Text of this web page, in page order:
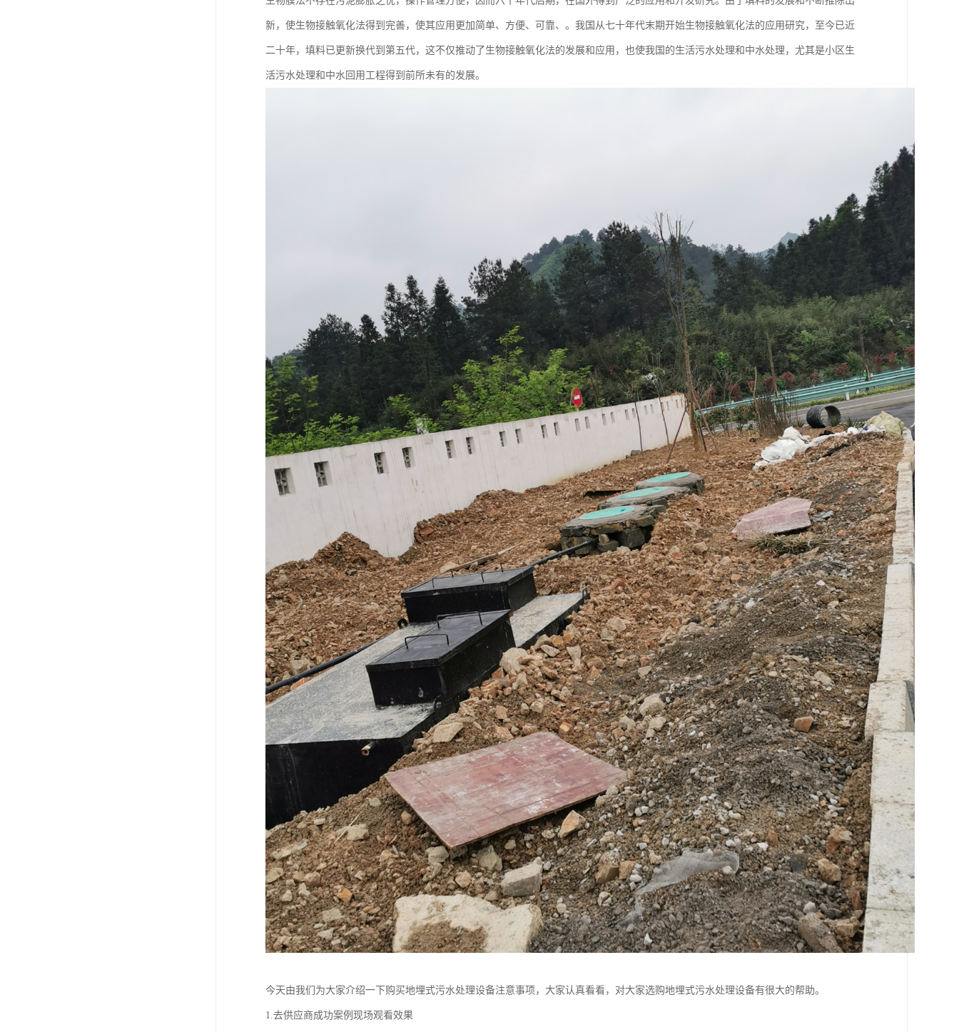
新，使生物接触氧化法得到完善，使其应用更加简单、方便、可靠、。我国从七十年代末期开始生物接触氧化法的应用研究，至今已近
二十年，填料已更新换代到第五代，这不仅推动了生物接触氧化法的发展和应用，也使我国的生活污水处理和中水处理，尤其是小区生
活污水处理和中水回用工程得到前所未有的发展。
今天由我们为大家介绍一下购买地埋式污水处理设备注意事项，大家认真看看，对大家选购地埋式污水处理设备有很大的帮助。
1.去供应商成功案例现场观看效果